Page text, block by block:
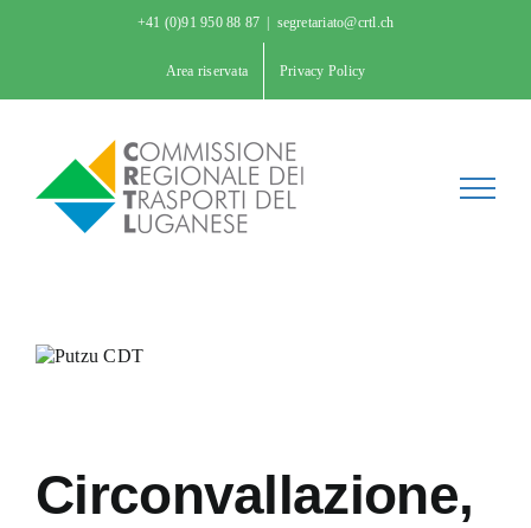
+41 (0)91 950 88 87 segretariato@crtl.ch
Area riservata Privacy Policy
Circonvallazione,